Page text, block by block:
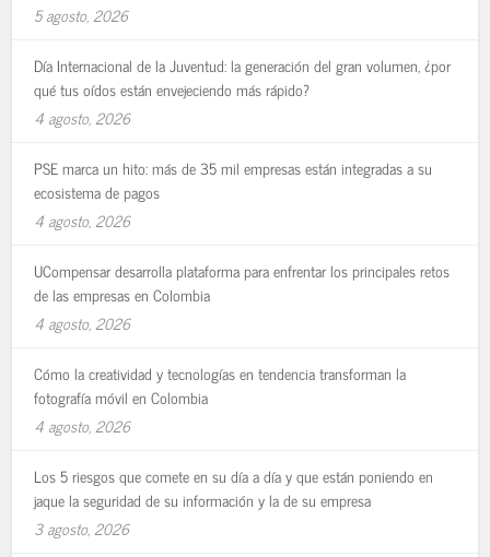
5 agosto, 2026
Día Internacional de la Juventud: la generación del gran volumen, ¿por
qué tus oídos están envejeciendo más rápido?
4 agosto, 2026
PSE marca un hito: más de 35 mil empresas están integradas a su
ecosistema de pagos
4 agosto, 2026
UCompensar desarrolla plataforma para enfrentar los principales retos
de las empresas en Colombia
4 agosto, 2026
Cómo la creatividad y tecnologías en tendencia transforman la
fotografía móvil en Colombia
4 agosto, 2026
Los 5 riesgos que comete en su día a día y que están poniendo en
jaque la seguridad de su información y la de su empresa
3 agosto, 2026